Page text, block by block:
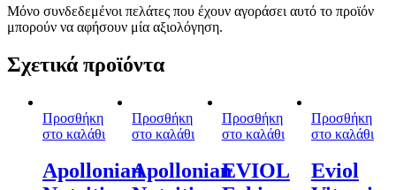
Μόνο συνδεδεμένοι πελάτες που έχουν αγοράσει αυτό το προϊόν
μπορούν να αφήσουν μία αξιολόγηση.
Σχετικά προϊόντα
Προσθήκη
στο καλάθι
Apollonian
Προσθήκη
στο καλάθι
Apollonian
Προσθήκη
στο καλάθι
EVIOL
Προσθήκη
στο καλάθι
Eviol